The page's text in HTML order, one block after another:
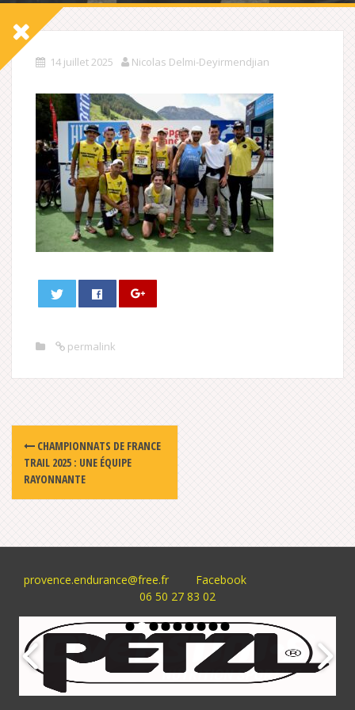
14 juillet 2025 Nicolas Delmi-Deyirmendjian
permalink
Post
navigation
CHAMPIONNATS DE FRANCE
TRAIL 2025 : UNE ÉQUIPE
RAYONNANTE
provence.endurance@free.fr
Facebook
06 50 27 83 02